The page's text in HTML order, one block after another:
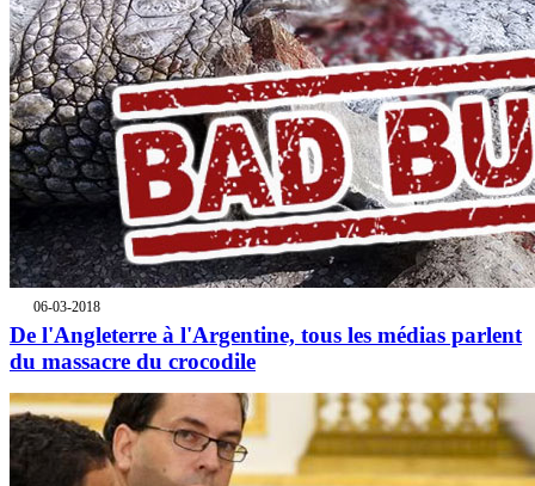
06-03-2018
De l'Angleterre à l'Argentine, tous les médias parlent
du massacre du crocodile